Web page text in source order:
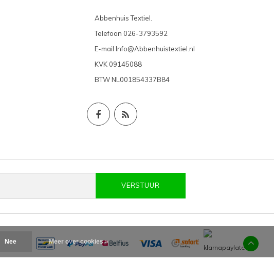
Abbenhuis Textiel.
Telefoon 026-3793592
E-mail Info@Abbenhuistextiel.nl
KVK 09145088
BTW NL001854337B84
VERSTUUR
Nee Meer over cookies »